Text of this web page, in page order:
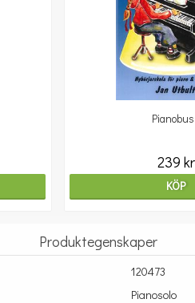
Pianobus
239 kr
KÖP
Produktegenskaper
120473
Pianosolo